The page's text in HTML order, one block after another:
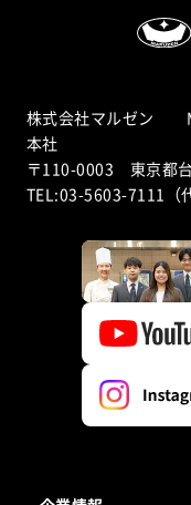
株式会社マルゼン
本社
〒110-0003 東京都
TEL:03-5603-7111（